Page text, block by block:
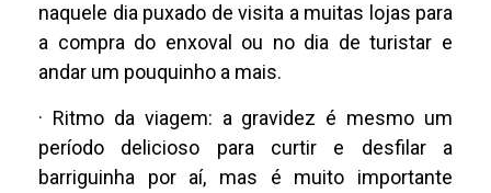
naquele dia puxado de visita a muitas lojas para
a compra do enxoval ou no dia de turistar e
andar um pouquinho a mais.
· Ritmo da viagem: a gravidez é mesmo um
período delicioso para curtir e desfilar a
barriguinha por aí, mas é muito importante